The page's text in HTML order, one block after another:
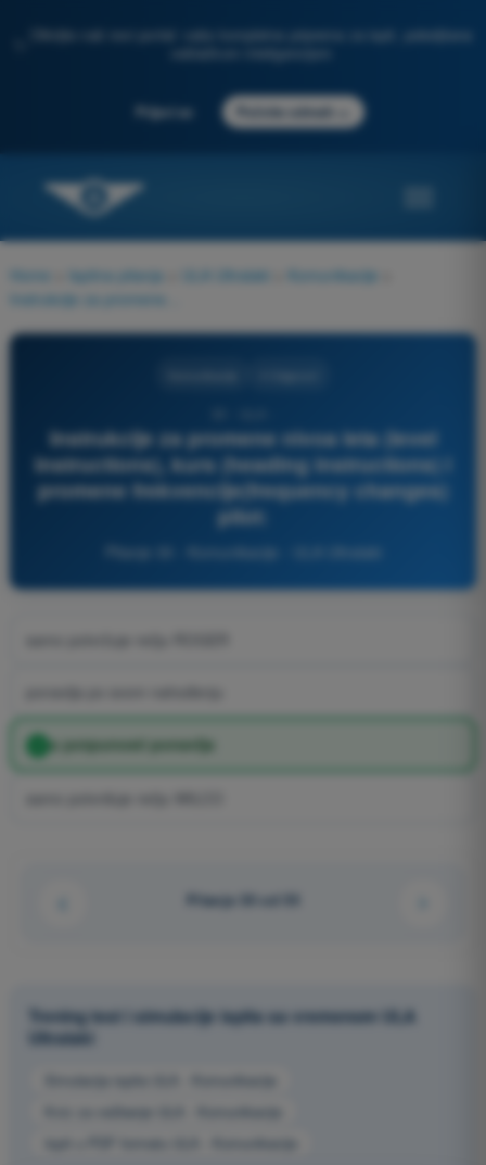
Otkrijte naš novi portal: vaša kompletna priprema za ispit, poboljšana
Prijavi se Počnite odmah
Home Ispitna pitanja ULA Ultralaki Komunikacije
Instrukcije za promene nivoa leta (level
instructions), kurs (heading instructions) i
promene frekvencije(frequency changes)
pilot:
u potpunosti ponavlja
Pitanje 30 od 55
Trening test i simulacije ispita sa vremenom ULA
Ultralaki
Simulacija ispita ULA - Komunikacije
Kviz za vežbanje ULA - Komunikacije